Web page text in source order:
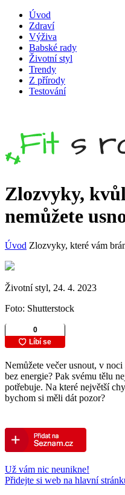
Úvod
Zdraví
Výživa
Babské rady
Životní styl
Trendy
Z přírody
Testování
Zlozvyky,
nemůžete
Úvod Zlozvyky, které vám
Životní styl, 24. 4. 2023
Foto: Shutterstock
Nemůžete večer usnout, v
bez energie? Pak svému tělu
potřebuje. Na které největší
bychom si měli dát pozor?
Už vám nic neunikne!
Přidejte si web na hlavní